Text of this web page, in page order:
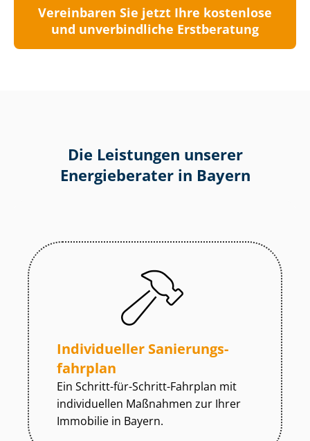
Vereinbaren Sie jetzt Ihre kostenlose
und unverbindliche Erstberatung
Die Leistungen unserer
Energieberater in Bayern
Individueller Sa­nie­rungs­
fahr­plan
Ein Schritt-für-Schritt-Fahrplan mit
individuellen Maßnahmen zur Ihrer
Immobilie in Bayern.